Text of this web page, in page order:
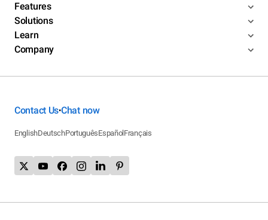
Features
Solutions
Learn
Company
Contact Us•Chat now
EnglishDeutschPortuguêsEspañol Français